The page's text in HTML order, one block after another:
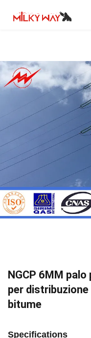
NGCP 6MM
per distribuzione
bitume
Specifications